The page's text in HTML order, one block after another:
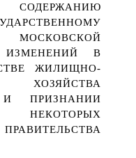
В
ЖИЛИЩНО-
ПРИЗНАНИИ